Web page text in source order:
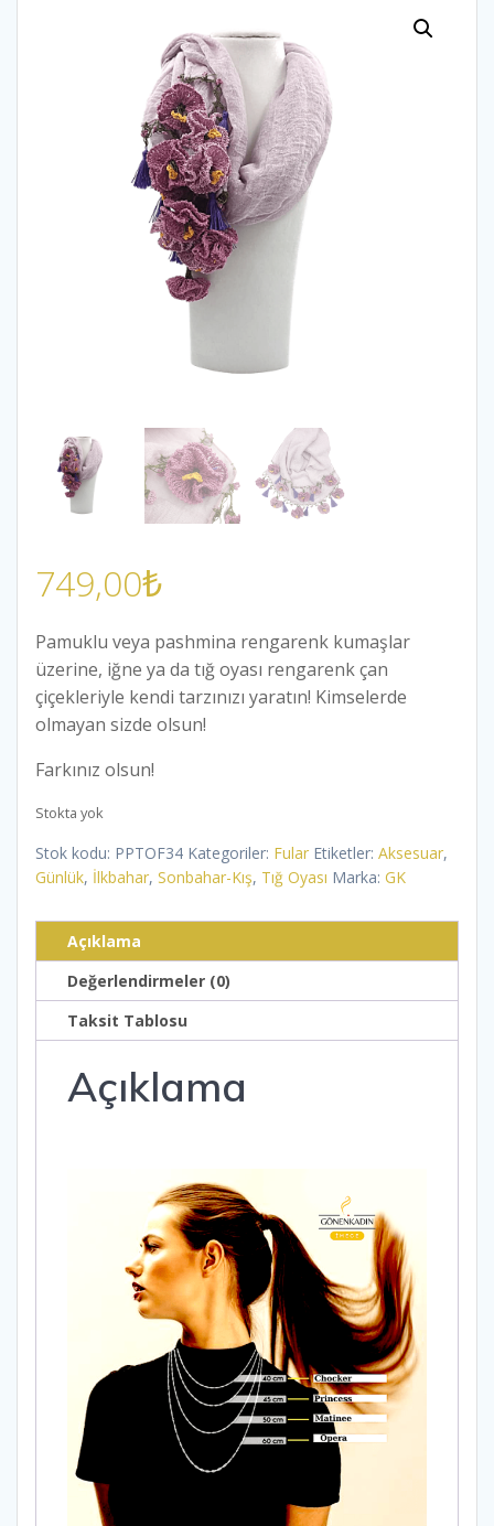
749,00₺
Pamuklu veya pashmina rengarenk kumaşlar
üzerine, iğne ya da tığ oyası rengarenk çan
çiçekleriyle kendi tarzınızı yaratın! Kimselerde
olmayan sizde olsun!
Farkınız olsun!
Stokta yok
Stok kodu: PPTOF34 Kategoriler: Fular Etiketler: Aksesuar,
Günlük, İlkbahar, Sonbahar-Kış, Tığ Oyası Marka: GK
Açıklama
Değerlendirmeler (0)
Taksit Tablosu
Açıklama